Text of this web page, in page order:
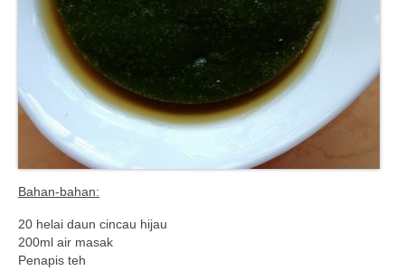
Bahan-bahan:
20 helai daun cincau hijau
200ml air masak
Penapis teh